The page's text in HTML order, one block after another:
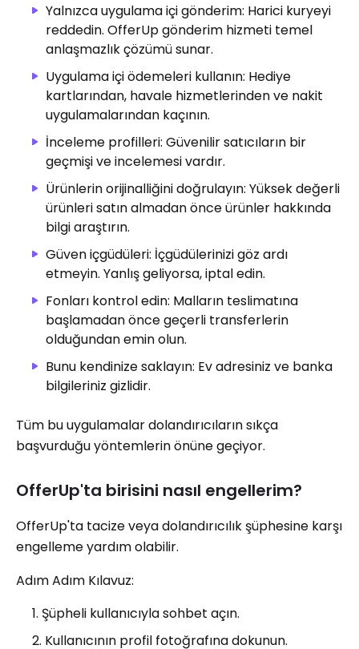
Yalnızca uygulama içi gönderim: Harici kuryeyi
reddedin. OfferUp gönderim hizmeti temel
anlaşmazlık çözümü sunar.
Uygulama içi ödemeleri kullanın: Hediye
kartlarından, havale hizmetlerinden ve nakit
uygulamalarından kaçının.
İnceleme profilleri: Güvenilir satıcıların bir
geçmişi ve incelemesi vardır.
Ürünlerin orijinalliğini doğrulayın: Yüksek değerli
ürünleri satın almadan önce ürünler hakkında
bilgi araştırın.
Güven içgüdüleri: İçgüdülerinizi göz ardı
etmeyin. Yanlış geliyorsa, iptal edin.
Fonları kontrol edin: Malların teslimatına
başlamadan önce geçerli transferlerin
olduğundan emin olun.
Bunu kendinize saklayın: Ev adresiniz ve banka
bilgileriniz gizlidir.
Tüm bu uygulamalar dolandırıcıların sıkça
başvurduğu yöntemlerin önüne geçiyor.
OfferUp'ta birisini nasıl engellerim?
OfferUp'ta tacize veya dolandırıcılık şüphesine karşı
engelleme yardım olabilir.
Adım Adım Kılavuz:
Şüpheli kullanıcıyla sohbet açın.
Kullanıcının profil fotoğrafına dokunun.